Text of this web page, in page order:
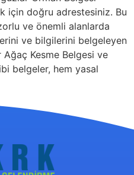
için doğru adrestesiniz. Bu
ve önemli alanlarda
ve bilgilerini belgeleyen
Kesme Belgesi ve
belgeler, hem yasal